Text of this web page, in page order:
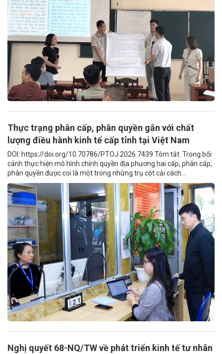
Thực trạng phân cấp, phân quyền gắn với chất
lượng điều hành kinh tế cấp tỉnh tại Việt Nam
DOI: https://doi.org/10.70786/PTOJ.2026.7439 Tóm tắt: Trong bối
cảnh thực hiện mô hình chính quyền địa phương hai cấp, phân cấp,
phân quyền được coi là một trong những trụ cột cải cách...
Nghị quyết 68-NQ/TW về phát triển kinh tế tư nhân